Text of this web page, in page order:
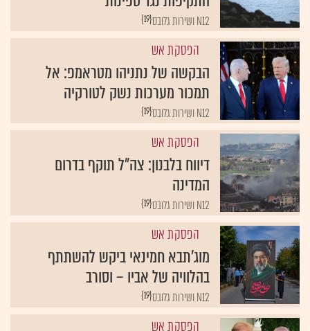
{19} N12 ושירות גלובס
הפסקת אש
הבקשה של נתניהו מטראמפ: אל
תמכור מערכות נשק לטורקיה
{19} N12 ושירות גלובס
הפסקת אש
דיווח בלבנון: צה"ל תוקף בדרום
המדינה
{19} N12 ושירות גלובס
הפסקת אש
מוג'תבא חמינאי ביקש להשתתף
בהלוויה של אביו – וסורב
{19} N12 ושירות גלובס
הפסקת אש